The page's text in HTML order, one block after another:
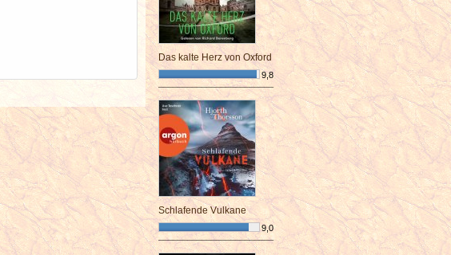
Das kalte Herz von Oxford
9,8
¯¯¯¯¯¯¯¯¯¯¯¯¯¯¯¯¯¯¯¯¯¯¯¯
Schlafende Vulkane
9,0
¯¯¯¯¯¯¯¯¯¯¯¯¯¯¯¯¯¯¯¯¯¯¯¯